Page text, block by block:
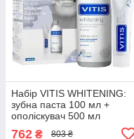
Набір VITIS WHITENING:
зубна паста 100 мл +
ополіскувач 500 мл
762 ₴ 803 ₴